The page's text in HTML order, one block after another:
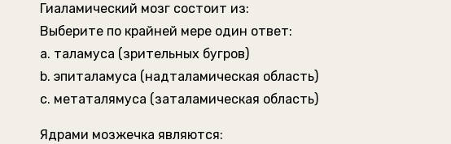
Гиаламический мозг состоит из:
Выберите по крайней мере один ответ:
a. таламуса (зрительных бугров)
b. эпиталамуса (надталамическая область)
c. метаталямуса (заталамическая область)
Ядрами мозжечка являются: